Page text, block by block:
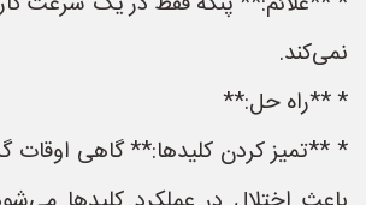
نمی‌کند.
* **راه حل:**
* **تمیز کردن کلیدها:** گاهی اوقات